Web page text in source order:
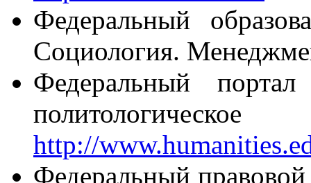
Федеральный
Социология.
Федеральный
http://
Федеральный